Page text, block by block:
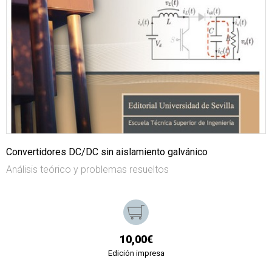
Convertidores DC/DC sin aislamiento galvánico
Análisis teórico y problemas resueltos
10,00€
Edición impresa